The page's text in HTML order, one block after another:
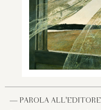
— PAROLA ALL'EDITORE